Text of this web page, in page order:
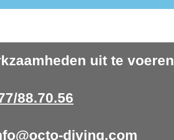
uit te voeren
88.70.56
diving.com